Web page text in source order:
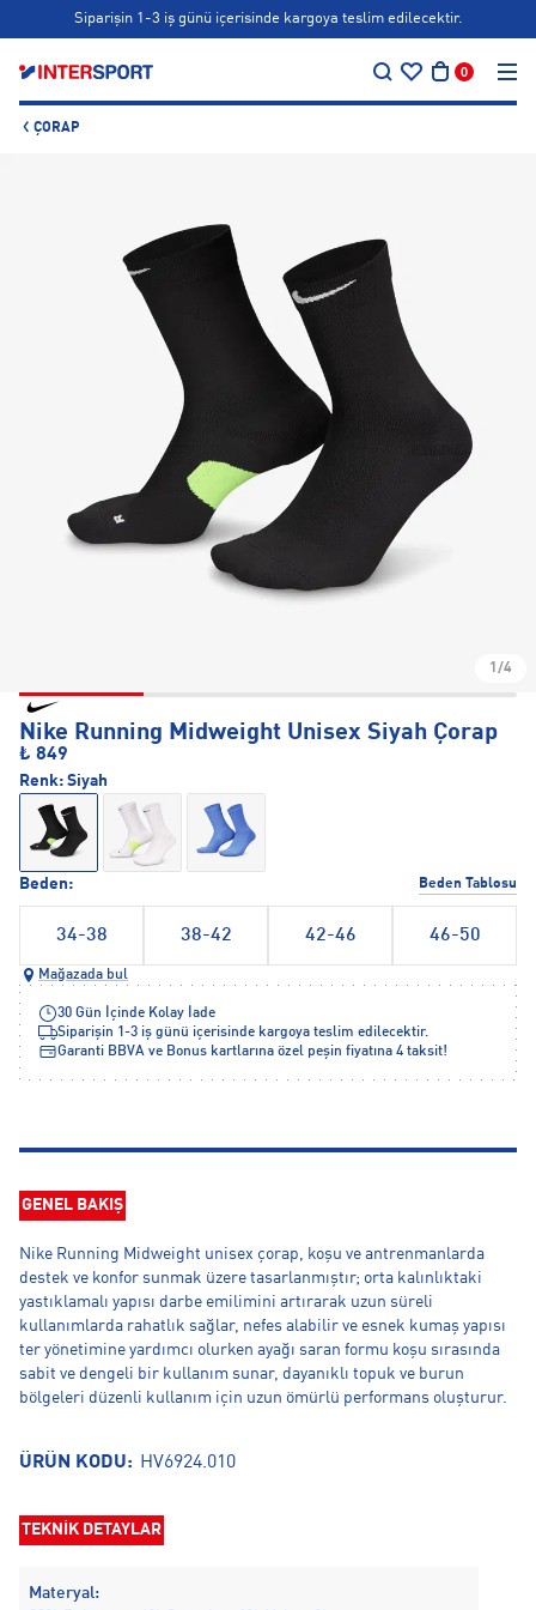
Siparişin 1-3 iş günü içerisinde kargoya teslim edilecektir.
0
ÇORAP
1/4
Nike Running Midweight Unisex Siyah Çorap
₺ 849
Beden: Beden Tablosu
34-38 38-42 42-46 46-50
Renk: Siyah
Mağazada bul
30 Gün İçinde Kolay İade
Siparişin 1-3 iş günü içerisinde kargoya teslim edilecektir.
Garanti BBVA ve Bonus kartlarına özel peşin fiyatına 4 taksit!
GENEL BAKIŞ
Nike Running Midweight unisex çorap, koşu ve antrenmanlarda
destek ve konfor sunmak üzere tasarlanmıştır; orta kalınlıktaki
yastıklamalı yapısı darbe emilimini artırarak uzun süreli
kullanımlarda rahatlık sağlar, nefes alabilir ve esnek kumaş yapısı
ter yönetimine yardımcı olurken ayağı saran formu koşu sırasında
sabit ve dengeli bir kullanım sunar, dayanıklı topuk ve burun
bölgeleri düzenli kullanım için uzun ömürlü performans oluşturur.
ÜRÜN KODU: HV6924.010
TEKNİK DETAYLAR
Materyal: